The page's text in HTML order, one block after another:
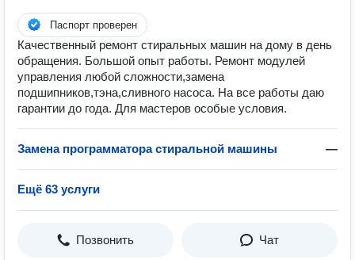
Паспорт проверен
Качественный ремонт стиральных машин на дому в день
обращения. Большой опыт работы. Ремонт модулей
управления любой сложности,замена
подшипников,тэна,сливного насоса. На все работы даю
гарантии до года. Для мастеров особые условия.
Замена программатора стиральной машины —
Ещё 63 услуги
Позвонить Чат